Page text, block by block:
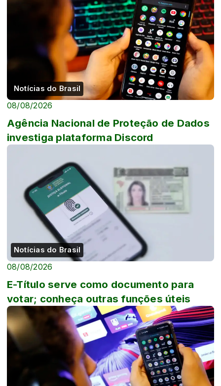
Notícias do Brasil
08/08/2026
Agência Nacional de Proteção de Dados
investiga plataforma Discord
Notícias do Brasil
08/08/2026
E-Título serve como documento para
votar; conheça outras funções úteis